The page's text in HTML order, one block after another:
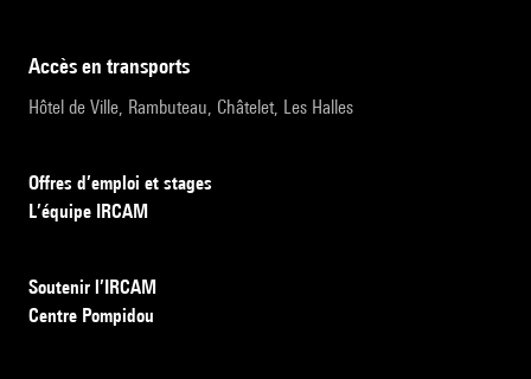
accès en transports
Hôtel de Ville, Rambuteau, Châtelet, Les Halles
Offres d’emploi et stages
L’équipe IRCAM
Soutenir l’IRCAM
Centre Pompidou